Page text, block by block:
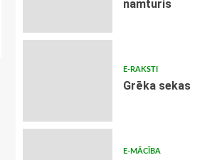
namturis
E-RAKSTI
Grēka sekas
E-MĀCĪBA